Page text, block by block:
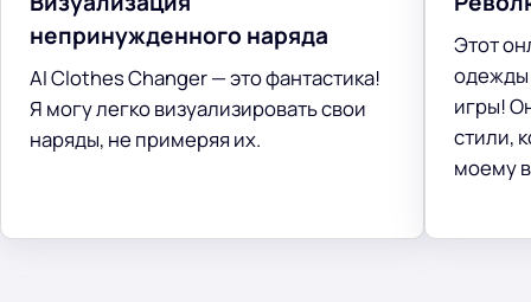
непринужденного наряда
AI Clothes Changer — это фантастика!
Я могу легко визуализировать свои
наряды, не примеряя их.
Этот
одежды
игры!
стили,
моему